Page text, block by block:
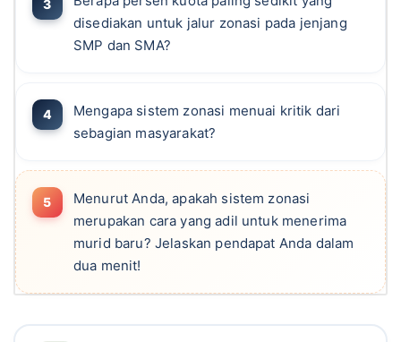
disediakan untuk jalur zonasi pada jenjang
SMP dan SMA?
Mengapa sistem zonasi menuai kritik dari
sebagian masyarakat?
Menurut Anda, apakah sistem zonasi
merupakan cara yang adil untuk menerima
murid baru? Jelaskan pendapat Anda dalam
dua menit!